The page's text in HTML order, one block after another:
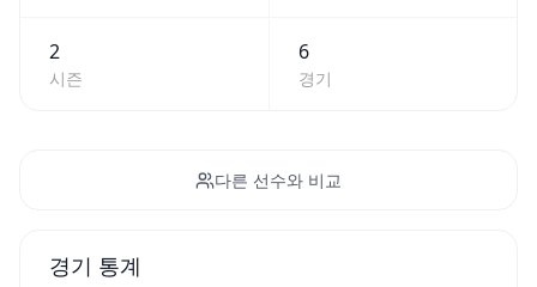
2
시즌
6
경기
다른 선수와 비교
경기 통계